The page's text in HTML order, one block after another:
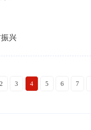
兴
2 3 4 5 6 7